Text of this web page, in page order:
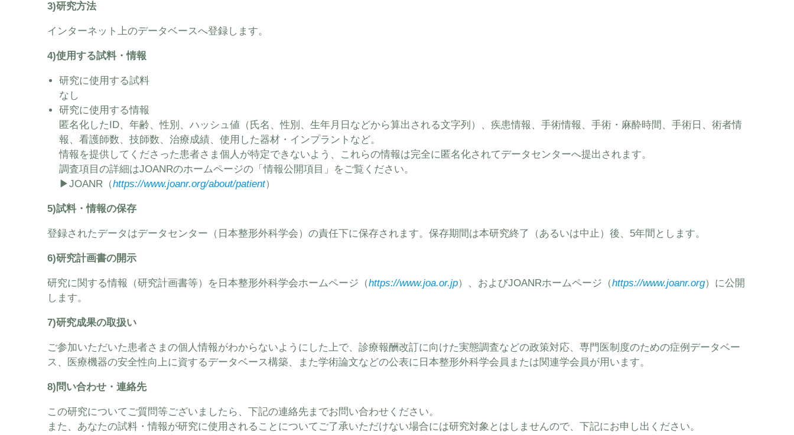
3)研究方法
インターネット上のデータベースへ登録します。
4)使用する試料・情報
研究に使用する試料
なし
研究に使用する情報
匿名化したID、年齢、性別、ハッシュ値（氏名、性別、生年月日などから算出される文字列）、疾患情報、手術情報、手術・麻酔時間、手術日、術者情
報、看護師数、技師数、治療成績、使用した器材・インプラントなど。
情報を提供してくださった患者さま個人が特定できないよう、これらの情報は完全に匿名化されてデータセンターへ提出されます。
調査項目の詳細はJOANRのホームページの「情報公開項目」をご覧ください。
▶︎JOANR（https://www.joanr.org/about/patient）
5)試料・情報の保存
登録されたデータはデータセンター（日本整形外科学会）の責任下に保存されます。保存期間は本研究終了（あるいは中止）後、5年間とします。
6)研究計画書の開示
研究に関する情報（研究計画書等）を日本整形外科学会ホームページ（https://www.joa.or.jp）、およびJOANRホームページ（https://www.joanr.org）に公開
します。
7)研究成果の取扱い
ご参加いただいた患者さまの個人情報がわからないようにした上で、診療報酬改訂に向けた実態調査などの政策対応、専門医制度のための症例データベー
ス、医療機器の安全性向上に資するデータベース構築、また学術論文などの公表に日本整形外科学会員または関連学会員が用います。
8)問い合わせ・連絡先
この研究についてご質問等ございましたら、下記の連絡先までお問い合わせください。
また、あなたの試料・情報が研究に使用されることについてご了承いただけない場合には研究対象とはしませんので、下記にお申し出ください。